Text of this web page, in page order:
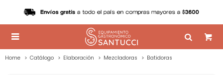

Home Catálogo Elaboración Mezcladoras Batidoras